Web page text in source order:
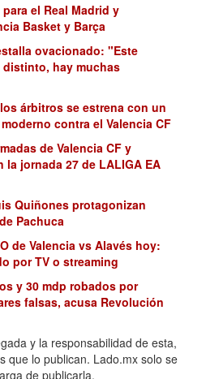
el Real Madrid y
Basket y Barça
ovacionado: "Este
hay muchas
árbitros se estrena con un
contra el Valencia CF
de Valencia CF y
la jornada 27 de LALIGA EA
Quiñones protagonizan
Pachuca
de Valencia vs Alavés hoy:
por TV o streaming
y 30 mdp robados por
falsas, acusa Revolución
Dimitrievski nos ha dado
y la responsabilidad de esta,
que lo publican. Lado.mx solo se
de publicarla.